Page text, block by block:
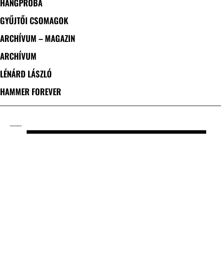
HANGPRÓBA
GYŰJTŐI CSOMAGOK
ARCHÍVUM – MAGAZIN
ARCHÍVUM
LÉNÁRD LÁSZLÓ
HAMMER FOREVER